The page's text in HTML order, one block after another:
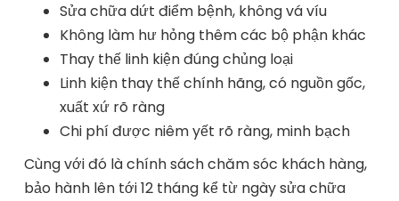
Sửa chữa dứt điểm bệnh, không vá víu
Không làm hư hỏng thêm các bộ phận khác
Thay thế linh kiện đúng chủng loại
Linh kiện thay thế chính hãng, có nguồn gốc,
xuất xứ rõ ràng
Chi phí được niêm yết rõ ràng, minh bạch
Cùng với đó là chính sách chăm sóc khách hàng,
bảo hành lên tới 12 tháng kể từ ngày sửa chữa